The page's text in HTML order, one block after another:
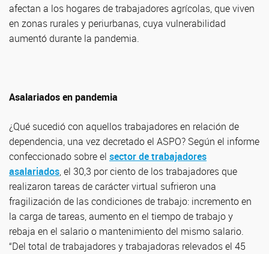
afectan a los hogares de trabajadores agrícolas, que viven
en zonas rurales y periurbanas, cuya vulnerabilidad
aumentó durante la pandemia.
Asalariados en pandemia
¿Qué sucedió con aquellos trabajadores en relación de
dependencia, una vez decretado el ASPO? Según el informe
confeccionado sobre el sector de trabajadores
asalariados, el 30,3 por ciento de los trabajadores que
realizaron tareas de carácter virtual sufrieron una
fragilización de las condiciones de trabajo: incremento en
la carga de tareas, aumento en el tiempo de trabajo y
rebaja en el salario o mantenimiento del mismo salario.
“Del total de trabajadores y trabajadoras relevados el 45